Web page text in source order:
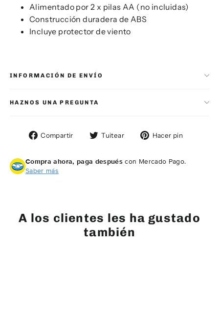
Alimentado por 2 x pilas AA (no incluidas)
Construcción duradera de ABS
Incluye protector de viento
INFORMACIÓN DE ENVÍO
HAZNOS UNA PREGUNTA
Compartir
Compartir
Facebook
Tuitear
Tuitear
Twitter
Hacer pin
Compra ahora, paga después con Mercado Pago.
Saber más
A los clientes les ha gustado
también